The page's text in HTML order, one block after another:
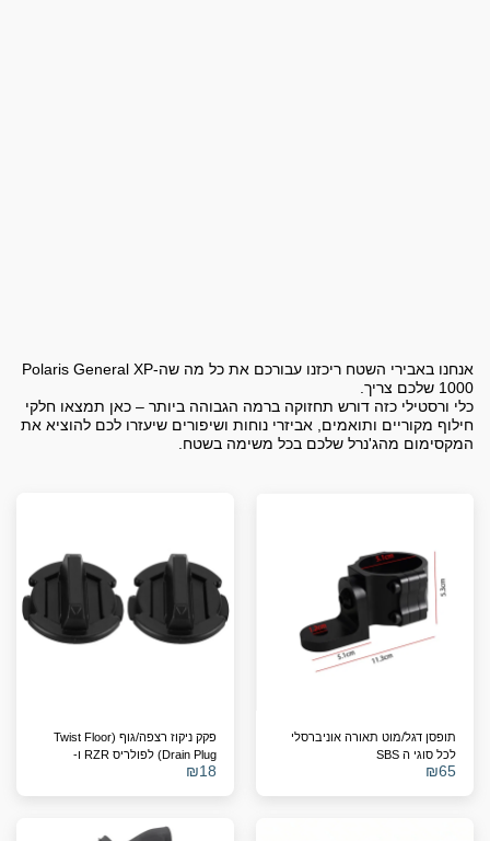
אנחנו באבירי השטח ריכזנו עבורכם את כל מה שה-Polaris General XP
כלי ורסטילי כזה דורש תחזוקה ברמה הגבוהה ביותר – כאן תמצאו חלקי
חילוף מקוריים ותואמים, אביזרי נוחות ושיפורים שיעזרו לכם להוציא את
המקסימום מהג'נרל שלכם בכל משימה בשטח.
תופסן דגל/מוט תאורה אוניברסלי
לכל סוגי ה SBS
₪65
פקק ניקוז רצפה/גוף (Twist Floor
Drain Plug) לפולריס RZR ו-
General – תואם מק"ט 8414694
₪